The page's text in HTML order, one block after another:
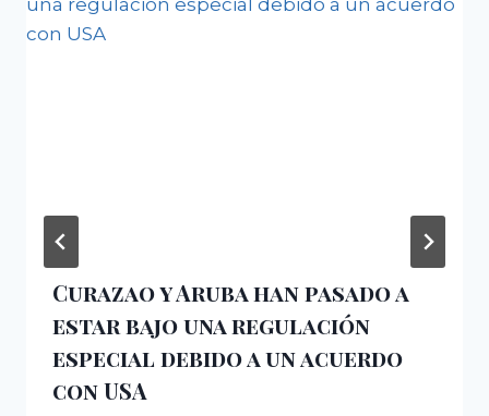
Curazao y Aruba han pasado a
estar bajo una regulación
especial debido a un acuerdo
con USA